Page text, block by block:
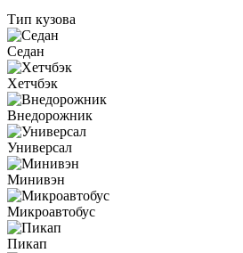
Тип кузова
Седан
Хетчбэк
Внедорожник
Универсал
Минивэн
Микроавтобус
Пикап